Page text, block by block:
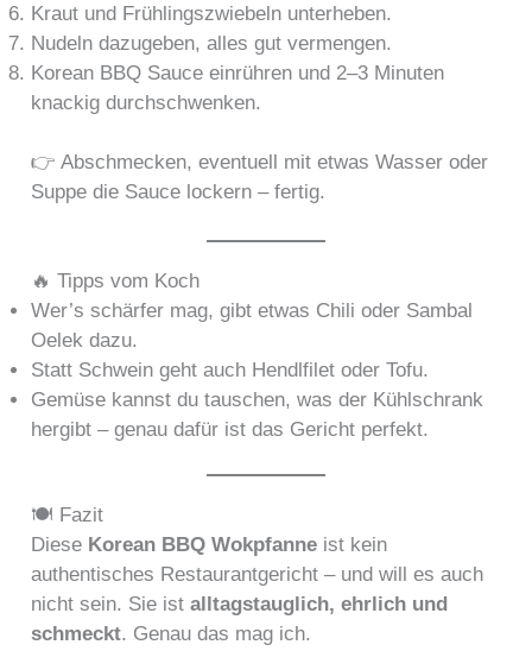
Kraut und Frühlingszwiebeln unterheben.
Nudeln dazugeben, alles gut vermengen.
Korean BBQ Sauce einrühren und 2–3 Minuten
knackig durchschwenken.
👉 Abschmecken, eventuell mit etwas Wasser oder
Suppe die Sauce lockern – fertig.
🔥 Tipps vom Koch
Wer’s schärfer mag, gibt etwas Chili oder Sambal
Oelek dazu.
Statt Schwein geht auch Hendlfilet oder Tofu.
Gemüse kannst du tauschen, was der Kühlschrank
hergibt – genau dafür ist das Gericht perfekt.
🍽️ Fazit
Diese Korean BBQ Wokpfanne ist kein
authentisches Restaurantgericht – und will es auch
nicht sein. Sie istalltagstauglich, ehrlich und
schmeckt. Genau das mag ich.